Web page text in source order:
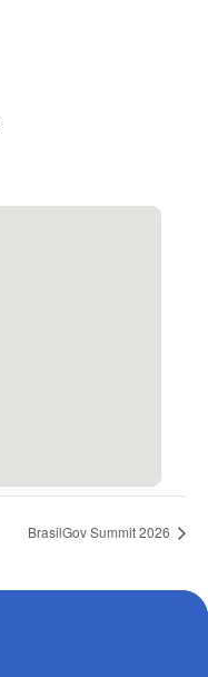
BrasilGov Summit 2026